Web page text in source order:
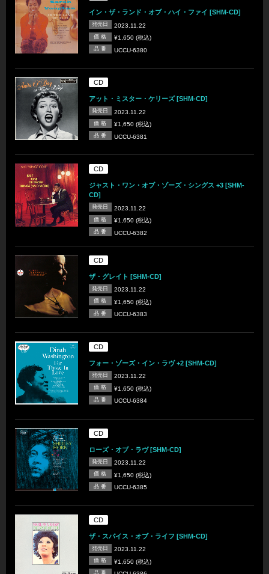
イン・ザ・ランド・オブ・ハイ・ファイ [SHM-CD]
発売日 2023.11.22
価 格 ¥1,650 (税込)
品 番 UCCU-6380
CD
アット・ミスター・ケリーズ [SHM-CD]
発売日 2023.11.22
価 格 ¥1,650 (税込)
品 番 UCCU-6381
CD
ジャスト・ワン・オブ・ゾーズ・シングス +3 [SHM-
CD]
発売日 2023.11.22
価 格 ¥1,650 (税込)
品 番 UCCU-6382
CD
ザ・グレイト [SHM-CD]
発売日 2023.11.22
価 格 ¥1,650 (税込)
品 番 UCCU-6383
CD
フォー・ゾーズ・イン・ラヴ +2 [SHM-CD]
発売日 2023.11.22
価 格 ¥1,650 (税込)
品 番 UCCU-6384
CD
ローズ・オブ・ラヴ [SHM-CD]
発売日 2023.11.22
価 格 ¥1,650 (税込)
品 番 UCCU-6385
CD
ザ・スパイス・オブ・ライフ [SHM-CD]
発売日 2023.11.22
価 格 ¥1,650 (税込)
品 番